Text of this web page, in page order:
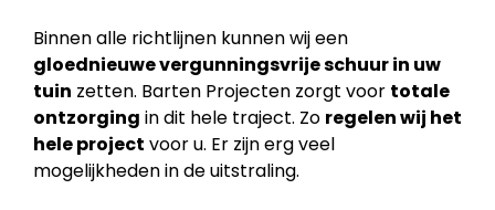
Binnen alle richtlijnen kunnen wij een
gloednieuwe vergunningsvrije schuur in uw
tuin zetten. Barten Projecten zorgt voor totale
ontzorging in dit hele traject. Zo regelen wij het
hele project voor u. Er zijn erg veel
mogelijkheden in de uitstraling.